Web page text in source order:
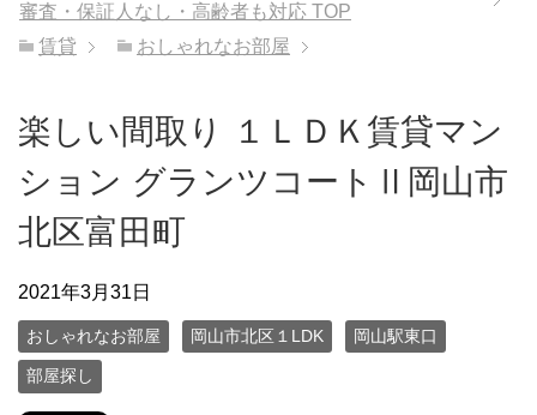
審査・保証人なし・高齢者も対応 TOP
賃貸
おしゃれなお部屋
楽しい間取り １ＬＤＫ賃貸マン
ション グランツコートⅡ岡山市
北区富田町
2021年3月31日
おしゃれなお部屋 岡山市北区１LDK 岡山駅東口
部屋探し